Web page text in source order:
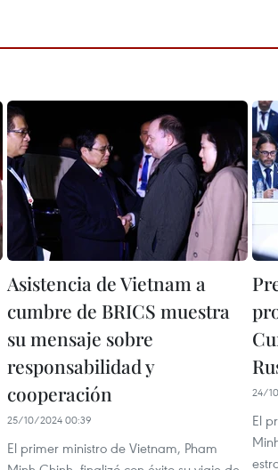
Asistencia de Vietnam a
cumbre de BRICS muestra
su mensaje sobre
responsabilidad y
cooperación
25/10/2024 00:39
El primer ministro de Vietnam, Pham
24/
El